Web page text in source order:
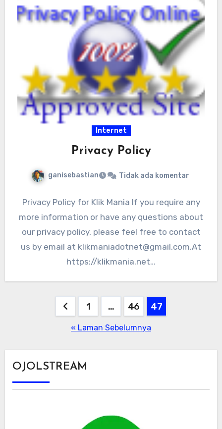
Internet
Privacy Policy
ganisebastian Tidak ada komentar
Privacy Policy for Klik Mania If you require any
more information or have any questions about
our privacy policy, please feel free to contact
us by email at klikmaniadotnet@gmail.com.At
https://klikmania.net…
Paginasi
1 … 46 47
« Laman Sebelumnya
OJOLSTREAM